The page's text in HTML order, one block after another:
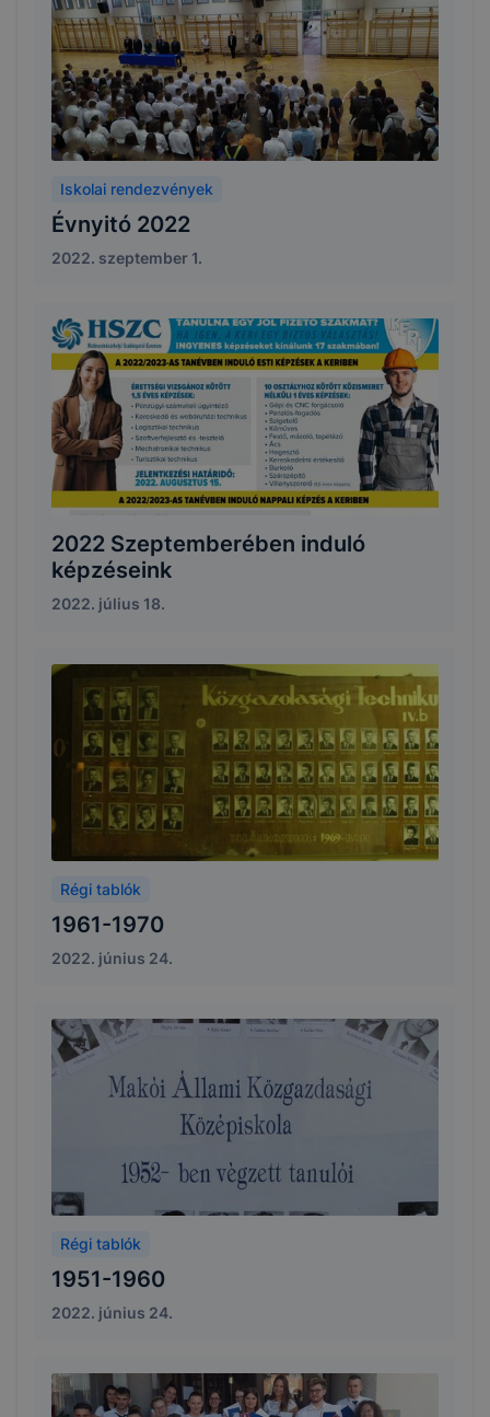
Iskolai rendezvények
Évnyitó 2022
2022. szeptember 1.
2022 Szeptemberében induló
képzéseink
2022. július 18.
Régi tablók
1961-1970
2022. június 24.
Régi tablók
1951-1960
2022. június 24.